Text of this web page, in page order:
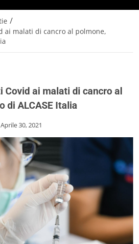
/
ai malati di cancro al polmone,
Covid ai malati di cancro al
di ALCASE Italia
Aprile 30, 2021